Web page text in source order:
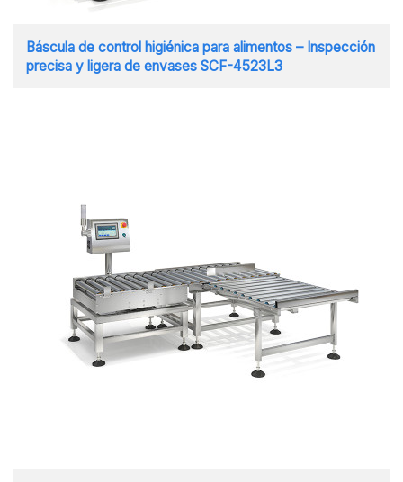
Báscula de control higiénica para alimentos – Inspección
precisa y ligera de envases SCF-4523L3